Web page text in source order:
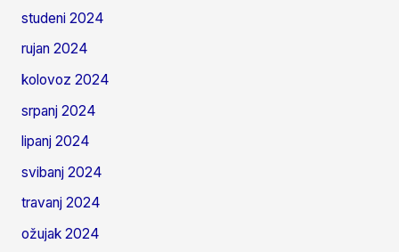
studeni 2024
rujan 2024
kolovoz 2024
srpanj 2024
lipanj 2024
svibanj 2024
travanj 2024
ožujak 2024